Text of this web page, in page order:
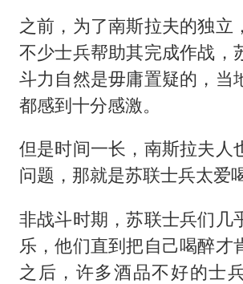
之前，为了南斯拉夫的独立
不少士兵帮助其完成作战，
斗力自然是毋庸置疑的，当
都感到十分感激。
但是时间一长，南斯拉夫人
问题，那就是苏联士兵太爱
非战斗时期，苏联士兵们几
乐，他们直到把自己喝醉才
之后，许多酒品不好的士